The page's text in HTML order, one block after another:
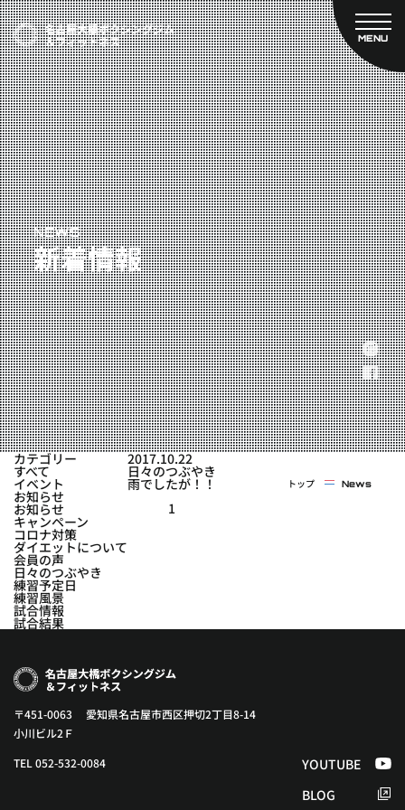
MENU
CLOSE
TOP
新着情報
ご予約
プライベートコース予約
レンタルスタジオ予約
名古屋大橋ボクシングジムについて
大橋弘政プロフィール
スタッフ紹介
料金案内
設備紹介
アクセス
営業時間
トレーナー募集
スポンサー募集
大会チケット購入
キャンペーン
実戦コース
料金システム
選手紹介
よくある質問
フィットネスコース
料金システム
ビフォーアフター
YOUTUBE BLOG
NEWS
新着情報
トップ News
カテゴリー
すべて
イベント
お知らせ
お知らせ
キャンペーン
コロナ対策
ダイエットについて
会員の声
日々のつぶやき
練習予定日
練習風景
試合情報
試合結果
2017.10.22
日々のつぶやき
雨でしたが！！
1
〒451-0063 愛知県名古屋市西区押切2丁目8-14
小川ビル2Ｆ
TEL 052-532-0084
YOUTUBE
BLOG